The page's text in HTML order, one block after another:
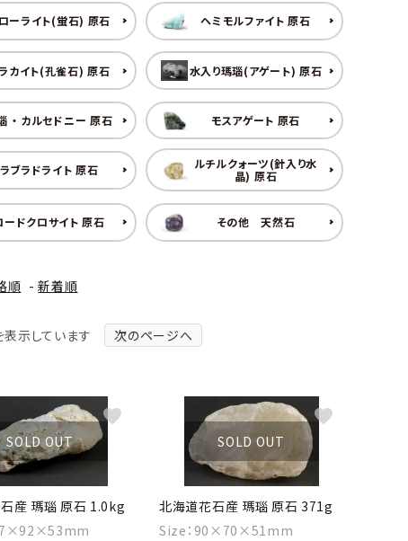
ーライト(蛍石) 原石 ヘミモルファイト 原石
カイト(孔雀石) 原石 水入り瑪瑙(アゲート) 原石
・ カルセドニー 原石 モスアゲート 原石
ラブラドライト 原石
ルチルクォーツ(針入り水
晶) 原石
ードクロサイト 原石 その他 天然石
順 -新着順
示しています 次のページへ
SOLD OUT
産 瑪瑙 原石 1.0kg
favorite
SOLD OUT
北海道花石産 瑪瑙 原石 371g
Size：90×70×51mm
favorite